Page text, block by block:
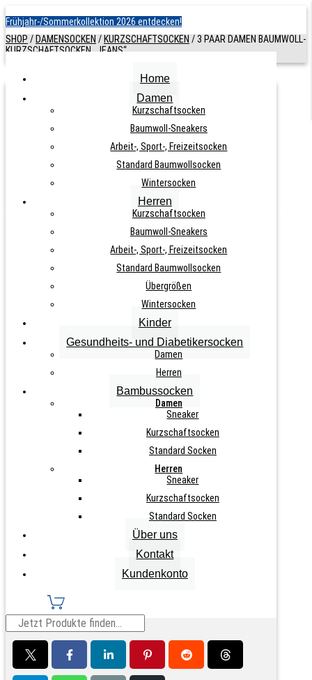
Frühjahr-/Sommerkollektion 2026 entdecken!
Home
Damen
Kurzschaftsocken
Baumwoll-Sneakers
Arbeit-, Sport-, Freizeitsocken
Standard Baumwollsocken
Wintersocken
Herren
Kurzschaftsocken
Baumwoll-Sneakers
Arbeit-, Sport-, Freizeitsocken
Standard Baumwollsocken
Übergrößen
Wintersocken
Kinder
Gesundheits- und Diabetikersocken
Damen
Herren
Bambussocken
Damen
Sneaker
Kurzschaftsocken
Standard Socken
Herren
Sneaker
Kurzschaftsocken
Standard Socken
Über uns
Kontakt
Kundenkonto
SHOP / DAMENSOCKEN / KURZSCHAFTSOCKEN /3 PAAR DAMEN BAUMWOLL-
KURZSCHAFTSOCKEN „JEANS“
3 PAAR DAMEN BAUMWOLL-
KURZSCHAFTSOCKEN „JEANS“
8,50
inkl. MwSt., zzgl.
Baumwoll-
Kurzschaftsocken
IN DEN WARENKORB
Jeanstöne
feine Maschenqualität
angenehmes Komfortbündchen
handgekettelte Spitze, keine Naht
Ferse und Spitze verstärkt
Teilen auf